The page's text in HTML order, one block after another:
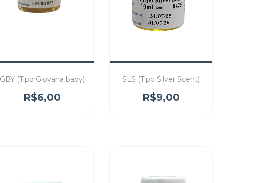
GBY (Tipo Giovana baby)
R$6,00
SLS (Tipo Silver Scent)
R$9,00